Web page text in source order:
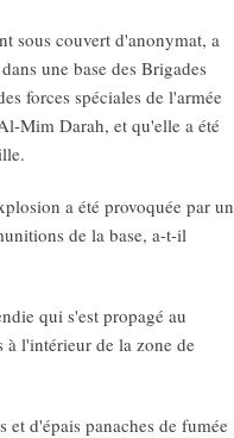
sous couvert d'anonymat, a
une base des Brigades
forces spéciales de l'armée
Mim Darah, et qu'elle a été
a été provoquée par un
de la base, a-t-il
qui s'est propagé au
à l'intérieur de la zone de
d'épais panaches de fumée